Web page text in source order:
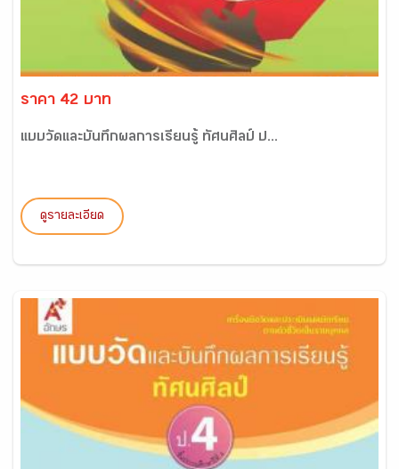
ราคา 42 บาท
แบบวัดและบันทึกผลการเรียนรู้ ทัศนศิลป์ ป...
ดูรายละเอียด